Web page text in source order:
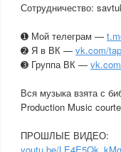
Сотрудничество:
➊ Мой телеграм —
➋ Я в ВК — vk.com/
➌ Группа ВК —
Вся музыка взята с
Production Music
ПРОШЛЫЕ ВИДЕО: